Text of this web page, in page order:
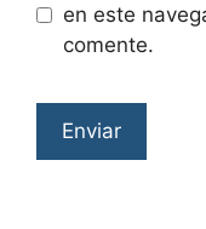
en este
comente.